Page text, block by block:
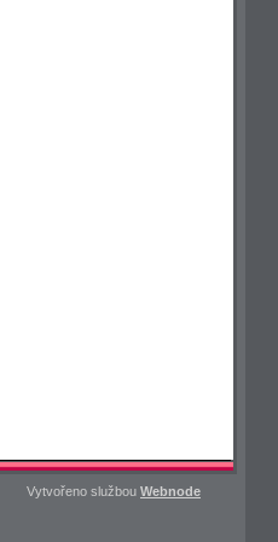
Vytvořeno službou Webnode